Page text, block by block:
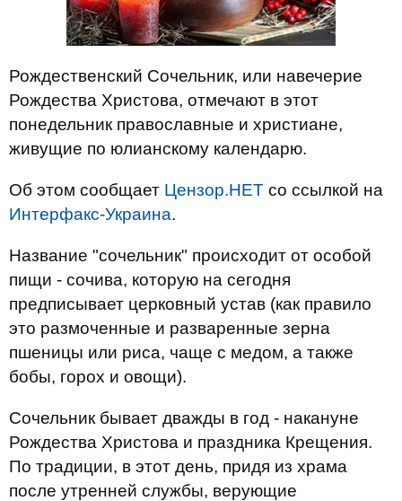
Рождественский Сочельник, или навечерие
Рождества Христова, отмечают в этот
понедельник православные и христиане,
живущие по юлианскому календарю.
Об этом сообщает Цензор.НЕТ со ссылкой на
Интерфакс-Украина.
Название "сочельник" происходит от особой
пищи - сочива, которую на сегодня
предписывает церковный устав (как правило
это размоченные и разваренные зерна
пшеницы или риса, чаще с медом, а также
бобы, горох и овощи).
Сочельник бывает дважды в год - накануне
Рождества Христова и праздника Крещения.
По традиции, в этот день, придя из храма
после утренней службы, верующие